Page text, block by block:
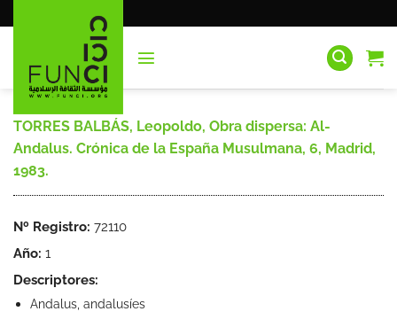
al
TORRES BALBÁS, Leopoldo, Obra dispersa: Al-
Andalus. Crónica de la España Musulmana, 6, Madrid,
1983.
Nº Registro: 72110
Año: 1
Descriptores:
Andalus, andalusíes